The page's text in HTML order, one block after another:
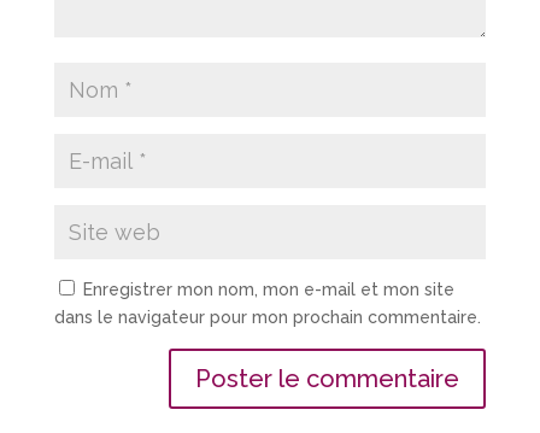
Enregistrer mon nom, mon e-mail et mon site
dans le navigateur pour mon prochain commentaire.